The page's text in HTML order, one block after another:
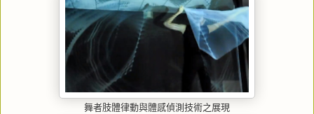
舞者肢體律動與體感偵測技術之展現